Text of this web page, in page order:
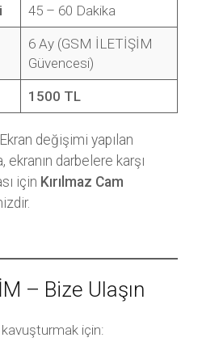
45 – 60 Dakika
6 Ay (GSM İLETİŞİM
Güvencesi)
1500 TL
Ekran değişimi yapılan
ekranın darbelere karşı
için Kırılmaz Cam
– Bize Ulaşın
kavuşturmak için: